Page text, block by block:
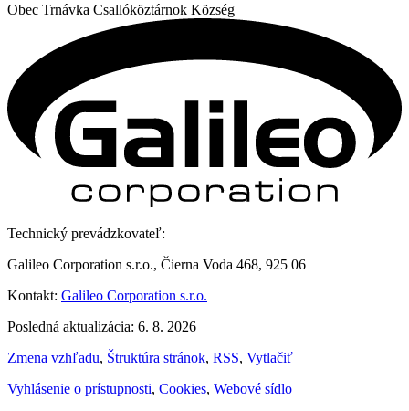
Obec Trnávka Csallóköztárnok Község
Technický prevádzkovateľ:
Galileo Corporation s.r.o., Čierna Voda 468, 925 06
Kontakt: Galileo Corporation s.r.o.
Posledná aktualizácia: 6. 8. 2026
Zmena vzhľadu, Štruktúra stránok, RSS, Vytlačiť
Vyhlásenie o prístupnosti, Cookies, Webové sídlo